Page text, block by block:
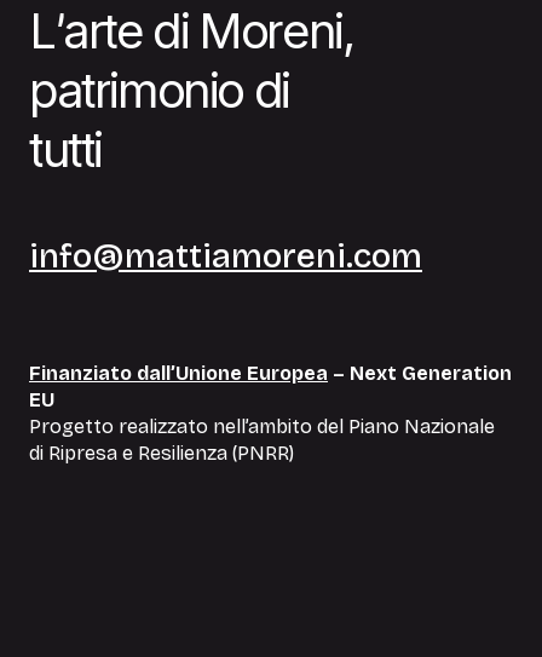
L’arte di Moreni,
patrimonio di
tutti
info@mattiamoreni.com
Finanziato dall’Unione Europea – Next Generation
EU
Progetto realizzato nell’ambito del Piano Nazionale
di Ripresa e Resilienza (PNRR)